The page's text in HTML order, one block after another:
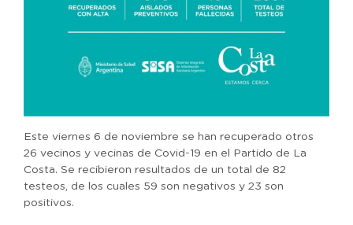
Este viernes 6 de noviembre se han recuperado otros
26 vecinos y vecinas de Covid-19 en el Partido de La
Costa. Se recibieron resultados de un total de 82
testeos, de los cuales 59 son negativos y 23 son
positivos.